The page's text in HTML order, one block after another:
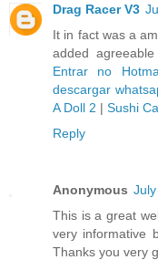
Drag Racer V3
It in fact was a
added
Entrar no
descargar
A Doll 2 | Sushi
Reply
Anonymous
This is a great
very informative
Thanks you very